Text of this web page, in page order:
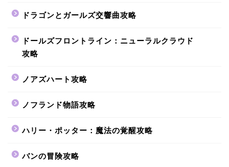
ドラゴンとガールズ交響曲攻略
ドールズフロントライン：ニューラルクラウド
攻略
ノアズハート攻略
ノフランド物語攻略
ハリー・ポッター：魔法の覚醒攻略
バンの冒険攻略